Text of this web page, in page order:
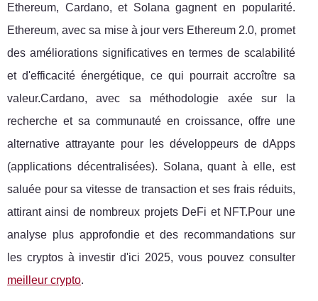
Ethereum, Cardano, et Solana gagnent en popularité.
Ethereum, avec sa mise à jour vers Ethereum 2.0, promet
des améliorations significatives en termes de scalabilité
et d'efficacité énergétique, ce qui pourrait accroître sa
valeur.Cardano, avec sa méthodologie axée sur la
recherche et sa communauté en croissance, offre une
alternative attrayante pour les développeurs de dApps
(applications décentralisées). Solana, quant à elle, est
saluée pour sa vitesse de transaction et ses frais réduits,
attirant ainsi de nombreux projets DeFi et NFT.Pour une
analyse plus approfondie et des recommandations sur
les cryptos à investir d'ici 2025, vous pouvez consulter
meilleur crypto.